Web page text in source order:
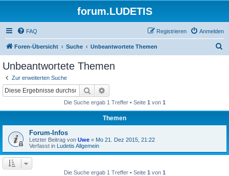
forum.LUDETIS
FAQ Anmelden
Registrieren
Foren-Übersicht Suche Unbeantwortete Themen
Unbeantwortete Themen
Zur erweiterten Suche
Suche
Die Suche ergab 1 Treffer • Seite 1 von 1
Themen
Forum-Infos
Letzter Beitrag von Uwe « Mo 21. Dez 2015, 21:22
Verfasst in Ludetis Allgemein
Die Suche ergab 1 Treffer • Seite 1 von 1